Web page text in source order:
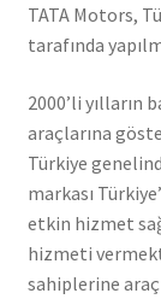
TATA Motors,
tarafında
2000’li yılların
araçlarına
Türkiye
markası
etkin hizmet
hizmeti
sahiplerine